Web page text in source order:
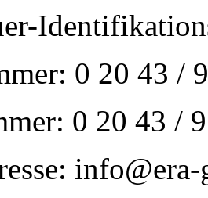
0 20 43 /
0 20 43 /
info@era-